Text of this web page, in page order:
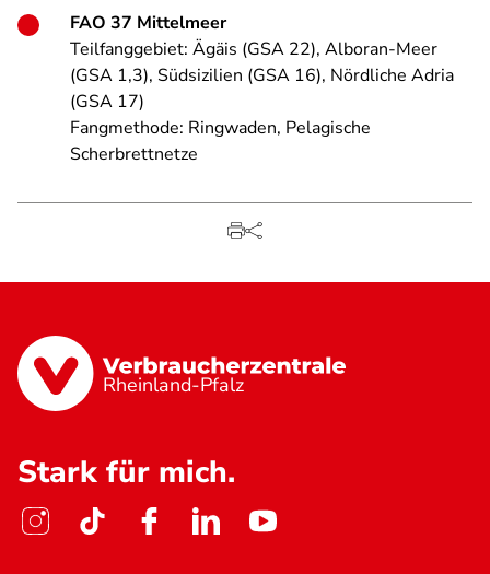
FAO 37 Mittelmeer
Teilfanggebiet: Ägäis (GSA 22), Alboran-Meer
(GSA 1,3), Südsizilien (GSA 16), Nördliche Adria
(GSA 17)
Fangmethode: Ringwaden, Pelagische
Scherbrettnetze
Rheinland-Pfalz
Stark für mich.